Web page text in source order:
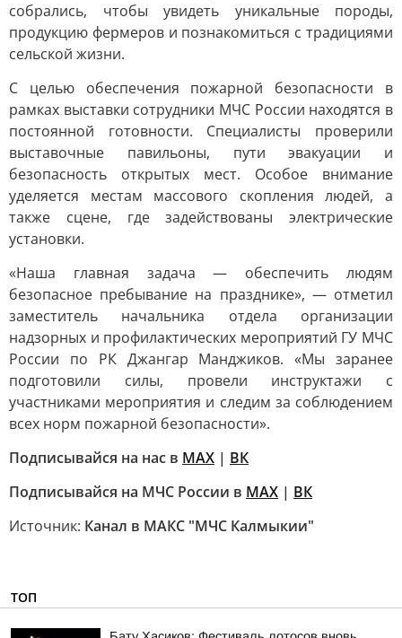
собрались, чтобы увидеть уникальные породы,
продукцию фермеров и познакомиться с традициями
сельской жизни.
С целью обеспечения пожарной безопасности в
рамках выставки сотрудники МЧС России находятся в
постоянной готовности. Специалисты проверили
выставочные павильоны, пути эвакуации и
безопасность открытых мест. Особое внимание
уделяется местам массового скопления людей, а
также сцене, где задействованы электрические
установки.
«Наша главная задача — обеспечить людям
безопасное пребывание на празднике», — отметил
заместитель начальника отдела организации
надзорных и профилактических мероприятий ГУ МЧС
России по РК Джангар Манджиков. «Мы заранее
подготовили силы, провели инструктажи с
участниками мероприятия и следим за соблюдением
всех норм пожарной безопасности».
Подписывайся на нас в MAX | ВК
Подписывайся на МЧС России в MAX | ВК
Источник: Канал в МАКС "МЧС Калмыкии"
ТОП